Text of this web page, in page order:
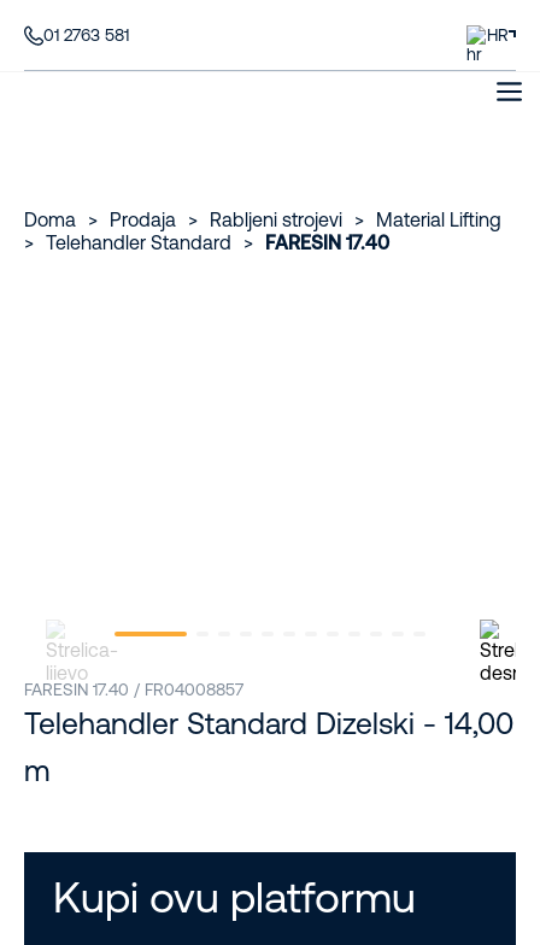
01 2763 581 HR
Doma > Prodaja > Rabljeni strojevi >
Material Lifting
> Telehandler Standard > FARESIN 17.40
FARESIN 17.40 / FR04008857
Telehandler Standard Dizelski - 14,00
m
Kupi ovu platformu